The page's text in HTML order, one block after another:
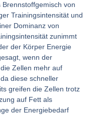
von
Trainingsintensität und
Dominanz von
zunimmt
der Körper Energie
wenn der
Zellen mehr auf
diese schneller
greifen die Zellen trotz
auf Fett als
der Energiebedarf